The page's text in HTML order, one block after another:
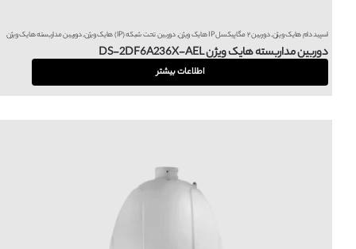
اسپید دام هایک ویژن,دوربین ۲ مگاپیکسل IP هایک ویژن ,دوربین تحت شبکه (IP) هایک ویژن ,دوربین مداربسته هایک ویژن
دوربین مداربسته هایک ویژن DS-2DF6A236X-AEL
اطلاعات بیشتر